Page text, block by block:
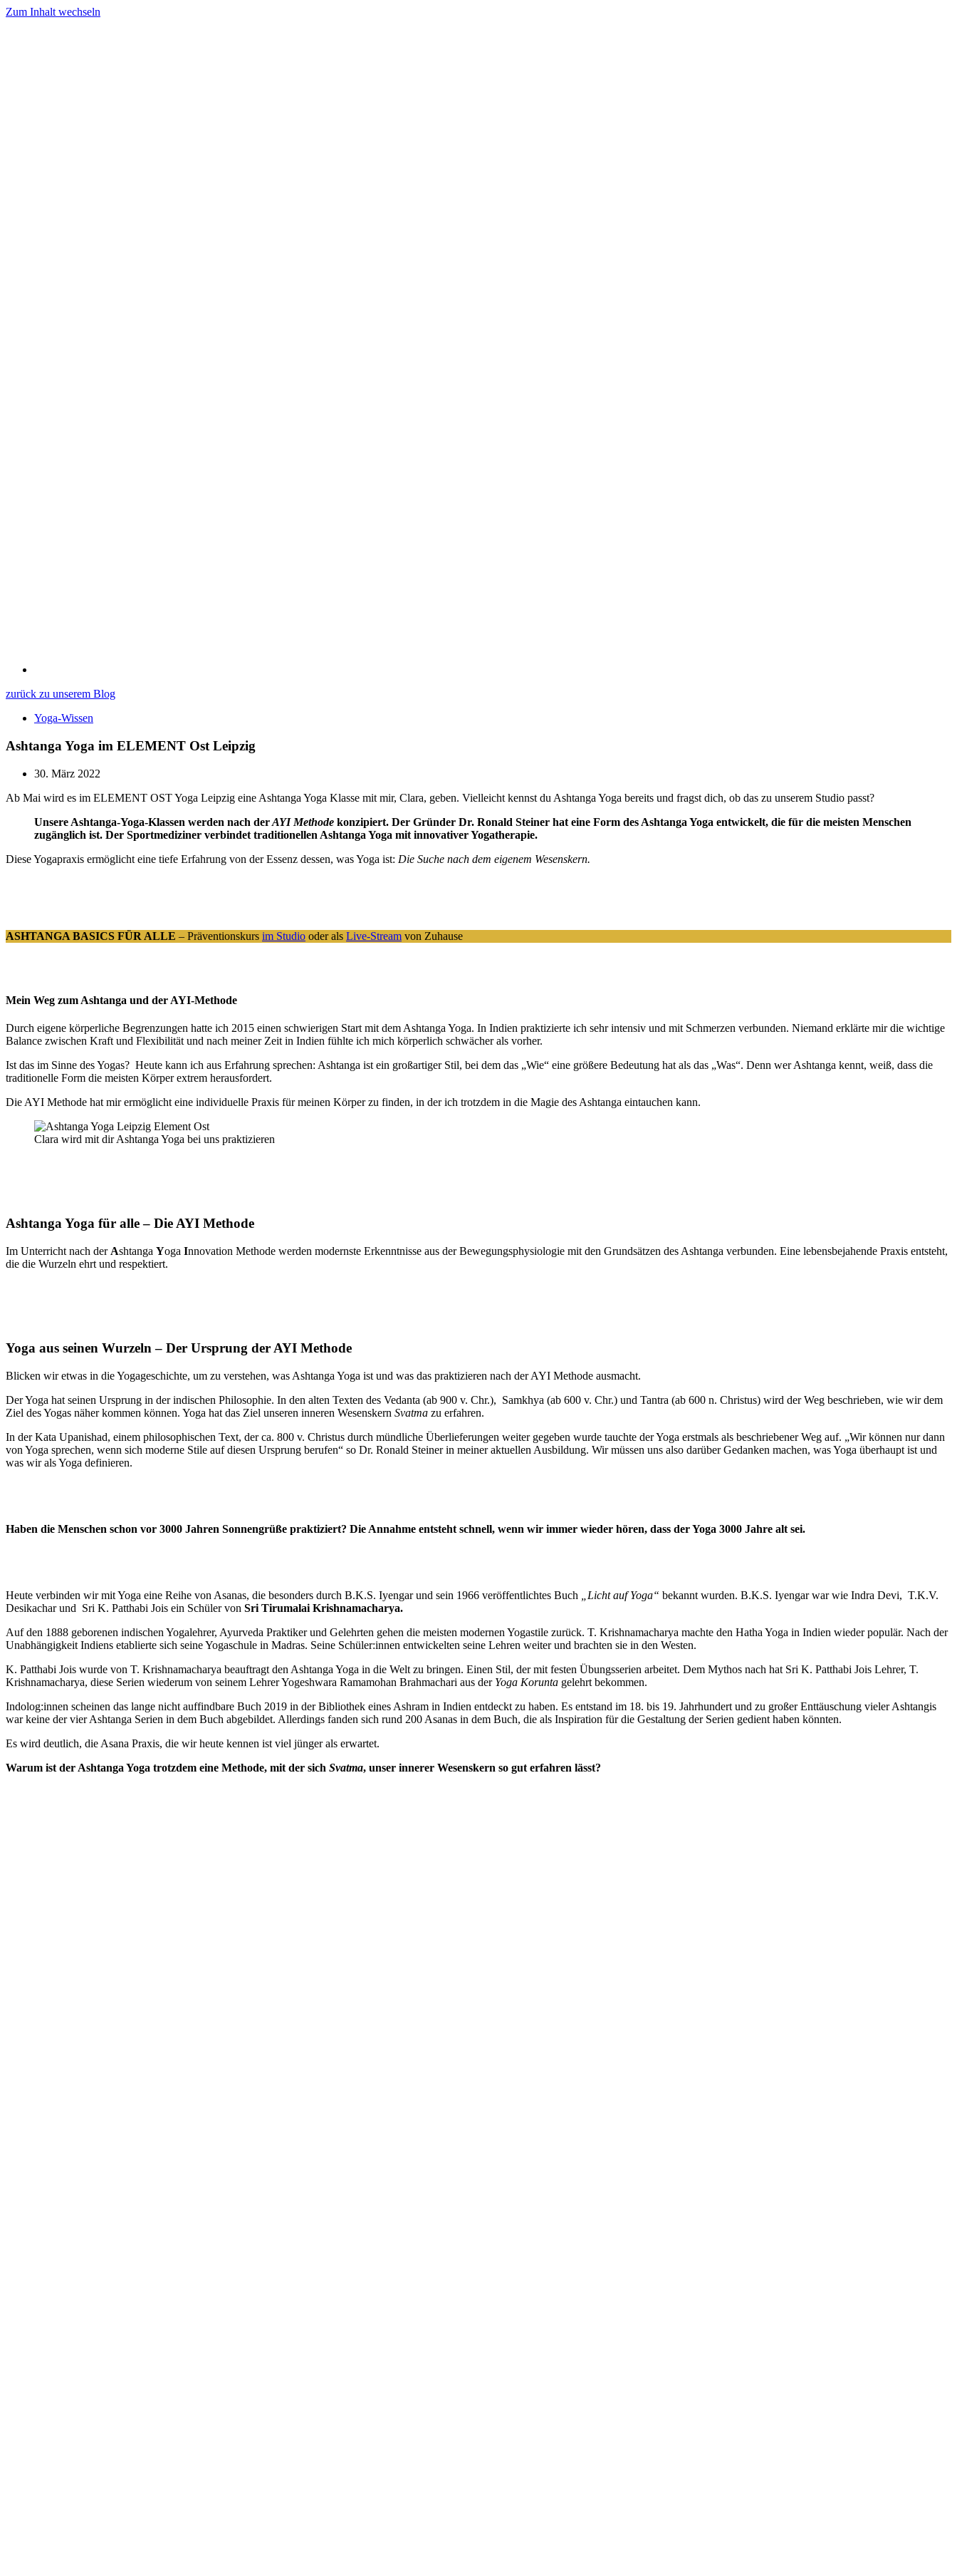
Zum Inhalt wechseln
zurück zu unserem Blog
Yoga-Wissen
Ashtanga Yoga im ELEMENT Ost Leipzig
30. März 2022
Ab Mai wird es im ELEMENT OST Yoga Leipzig eine Ashtanga Yoga Klasse mit mir, Clara, geben. Vielleicht kennst du Ashtanga Yoga bereits und fragst dich, ob das zu unserem Studio passt?
Unsere Ashtanga-Yoga-Klassen werden nach derAYI Methode konzipiert. Der Gründer Dr. Ronald Steiner hat eine Form des Ashtanga Yoga entwickelt, die für die meisten Menschen
zugänglich ist. Der Sportmediziner verbindet traditionellen Ashtanga Yoga mit innovativer Yogatherapie.
Diese Yogapraxis ermöglicht eine tiefe Erfahrung von der Essenz dessen, was Yoga ist: Die Suche nach dem eigenem Wesenskern.
ASHTANGA BASICS FÜR ALLE – Präventionskurs im Studio oder als Live-Stream von Zuhause
Mein Weg zum Ashtanga und der AYI-Methode
Durch eigene körperliche Begrenzungen hatte ich 2015 einen schwierigen Start mit dem Ashtanga Yoga. In Indien praktizierte ich sehr intensiv und mit Schmerzen verbunden. Niemand erklärte mir die wichtige
Balance zwischen Kraft und Flexibilität und nach meiner Zeit in Indien fühlte ich mich körperlich schwächer als vorher.
Ist das im Sinne des Yogas? Heute kann ich aus Erfahrung sprechen: Ashtanga ist ein großartiger Stil, bei dem das „Wie“ eine größere Bedeutung hat als das „Was“. Denn wer Ashtanga kennt, weiß, dass die
traditionelle Form die meisten Körper extrem herausfordert.
Die AYI Methode hat mir ermöglicht eine individuelle Praxis für meinen Körper zu finden, in der ich trotzdem in die Magie des Ashtanga eintauchen kann.
Clara wird mit dir Ashtanga Yoga bei uns praktizieren
Ashtanga Yoga für alle – Die AYI Methode
Im Unterricht nach der Ashtanga Yoga Innovation Methode werden modernste Erkenntnisse aus der Bewegungsphysiologie mit den Grundsätzen des Ashtanga verbunden. Eine lebensbejahende Praxis entsteht,
die die Wurzeln ehrt und respektiert.
Yoga aus seinen Wurzeln – Der Ursprung der AYI Methode
Blicken wir etwas in die Yogageschichte, um zu verstehen, was Ashtanga Yoga ist und was das praktizieren nach der AYI Methode ausmacht.
Der Yoga hat seinen Ursprung in der indischen Philosophie. In den alten Texten des Vedanta (ab 900 v. Chr.), Samkhya (ab 600 v. Chr.) und Tantra (ab 600 n. Christus) wird der Weg beschrieben, wie wir dem
Ziel des Yogas näher kommen können. Yoga hat das Ziel unseren inneren Wesenskern Svatma zu erfahren.
In der Kata Upanishad, einem philosophischen Text, der ca. 800 v. Christus durch mündliche Überlieferungen weiter gegeben wurde tauchte der Yoga erstmals als beschriebener Weg auf. „Wir können nur dann
von Yoga sprechen, wenn sich moderne Stile auf diesen Ursprung berufen“ so Dr. Ronald Steiner in meiner aktuellen Ausbildung. Wir müssen uns also darüber Gedanken machen, was Yoga überhaupt ist und
was wir als Yoga definieren.
Haben die Menschen schon vor 3000 Jahren Sonnengrüße praktiziert? Die Annahme entsteht schnell, wenn wir immer wieder hören, dass der Yoga 3000 Jahre alt sei.
Heute verbinden wir mit Yoga eine Reihe von Asanas, die besonders durch B.K.S. Iyengar und sein 1966 veröffentlichtes Buch „Licht auf Yoga“ bekannt wurden. B.K.S. Iyengar war wie Indra Devi, T.K.V.
Desikachar und Sri K. Patthabi Jois ein Schüler von Sri Tirumalai Krishnamacharya.
Auf den 1888 geborenen indischen Yogalehrer, Ayurveda Praktiker und Gelehrten gehen die meisten modernen Yogastile zurück. T. Krishnamacharya machte den Hatha Yoga in Indien wieder populär. Nach der
Unabhängigkeit Indiens etablierte sich seine Yogaschule in Madras. Seine Schüler:innen entwickelten seine Lehren weiter und brachten sie in den Westen.
K. Patthabi Jois wurde von T. Krishnamacharya beauftragt den Ashtanga Yoga in die Welt zu bringen. Einen Stil, der mit festen Übungsserien arbeitet. Dem Mythos nach hat Sri K. Patthabi Jois Lehrer, T.
Krishnamacharya, diese Serien wiederum von seinem Lehrer Yogeshwara Ramamohan Brahmachari aus der Yoga Korunta gelehrt bekommen.
Indolog:innen scheinen das lange nicht auffindbare Buch 2019 in der Bibliothek eines Ashram in Indien entdeckt zu haben. Es entstand im 18. bis 19. Jahrhundert und zu großer Enttäuschung vieler Ashtangis
war keine der vier Ashtanga Serien in dem Buch abgebildet. Allerdings fanden sich rund 200 Asanas in dem Buch, die als Inspiration für die Gestaltung der Serien gedient haben könnten.
Es wird deutlich, die Asana Praxis, die wir heute kennen ist viel jünger als erwartet.
Warum ist der Ashtanga Yoga trotzdem eine Methode, mit der sich Svatma, unser innerer Wesenskern so gut erfahren lässt?